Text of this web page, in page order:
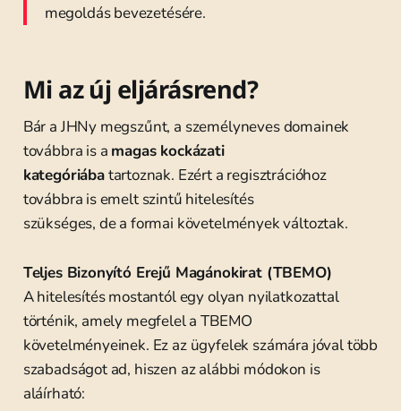
megoldás bevezetésére.
Mi az új eljárásrend?
Bár a JHNy megszűnt, a személyneves domainek
továbbra is a magas kockázati
kategóriábatartoznak. Ezért a regisztrációhoz
továbbra is emelt szintű hitelesítés
szükséges, de a formai követelmények változtak.
Teljes Bizonyító Erejű Magánokirat (TBEMO)
A hitelesítés mostantól egy olyan nyilatkozattal
történik, amely megfelel a TBEMO
követelményeinek. Ez az ügyfelek számára jóval több
szabadságot ad, hiszen az alábbi módokon is
aláírható: